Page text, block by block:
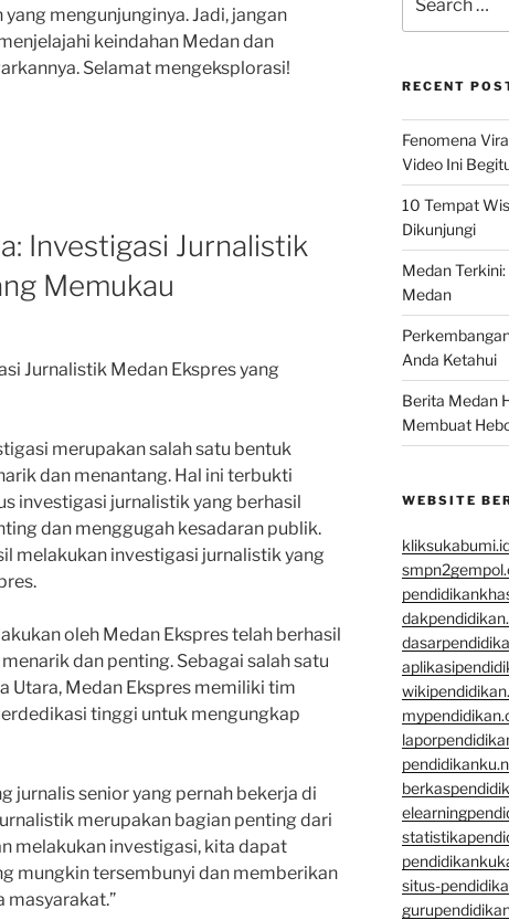
mengunjunginya. Jadi, jangan
keindahan Medan dan
Selamat mengeksplorasi!
Investigasi Jurnalistik
Memukau
Jurnalistik Medan Ekspres yang
merupakan salah satu bentuk
dan menantang. Hal ini terbukti
investigasi jurnalistik yang berhasil
dan menggugah kesadaran publik.
melakukan investigasi jurnalistik yang
oleh Medan Ekspres telah berhasil
dan penting. Sebagai salah satu
Utara, Medan Ekspres memiliki tim
tinggi untuk mengungkap
jurnalis senior yang pernah bekerja di
merupakan bagian penting dari
melakukan investigasi, kita dapat
mungkin tersembunyi dan memberikan
masyarakat.”
for:
RECENT
Fenomena
Video Ini
10 Tempat
Dikunjungi
Medan
Medan
Anda Ketahui
Berita Medan
Membuat
WEBSITE
situs-